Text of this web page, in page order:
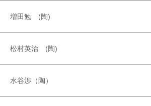
増田勉 (陶)
松村英治 (陶)
水谷渉（陶）